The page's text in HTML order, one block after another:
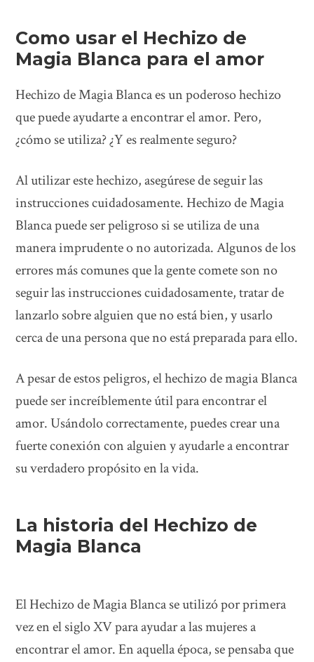
Como usar el Hechizo de
Magia Blanca para el amor
Hechizo de Magia Blanca es un poderoso hechizo
que puede ayudarte a encontrar el amor. Pero,
¿cómo se utiliza? ¿Y es realmente seguro?
Al utilizar este hechizo, asegúrese de seguir las
instrucciones cuidadosamente. Hechizo de Magia
Blanca puede ser peligroso si se utiliza de una
manera imprudente o no autorizada. Algunos de los
errores más comunes que la gente comete son no
seguir las instrucciones cuidadosamente, tratar de
lanzarlo sobre alguien que no está bien, y usarlo
cerca de una persona que no está preparada para ello.
A pesar de estos peligros, el hechizo de magia Blanca
puede ser increíblemente útil para encontrar el
amor. Usándolo correctamente, puedes crear una
fuerte conexión con alguien y ayudarle a encontrar
su verdadero propósito en la vida.
La historia del Hechizo de
Magia Blanca
El Hechizo de Magia Blanca se utilizó por primera
vez en el siglo XV para ayudar a las mujeres a
encontrar el amor. En aquella época, se pensaba que